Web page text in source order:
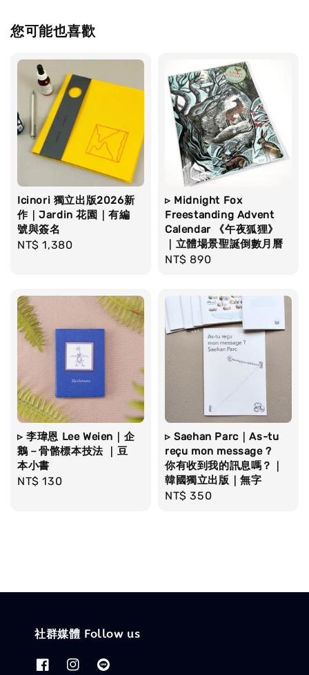
您可能也喜歡
Icinori 獨立出版2026新
作｜Jardin 花園｜有編
號與簽名
Regular
NT$ 1,380
▹ Midnight Fox
Freestanding Advent
Calendar 《午夜狐狸》
｜立體場景聖誕倒數月曆
Regular
NT$ 890
▹ 李瑋恩 Lee Weien｜企
鵝－骨骼標本技法 ｜豆
本小書
Regular
NT$ 130
▹ Saehan Parc｜As-tu
reçu mon message ?
你有收到我的訊息嗎？｜
韓國獨立出版｜無字
Regular
NT$ 350
社群媒體 Follow us